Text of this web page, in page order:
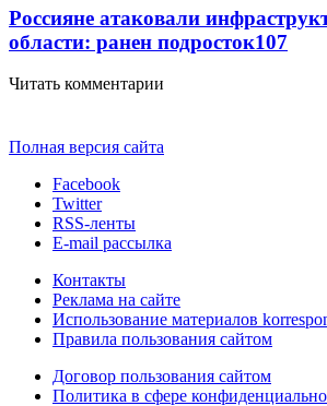
Россияне атаковали
области: ранен подросток107
Читать комментарии
Полная версия сайта
Facebook
Twitter
RSS-ленты
E-mail рассылка
Контакты
Реклама на сайте
Использование материалов
Правила пользования сайтом
Договор пользования сайтом
Политика в сфере